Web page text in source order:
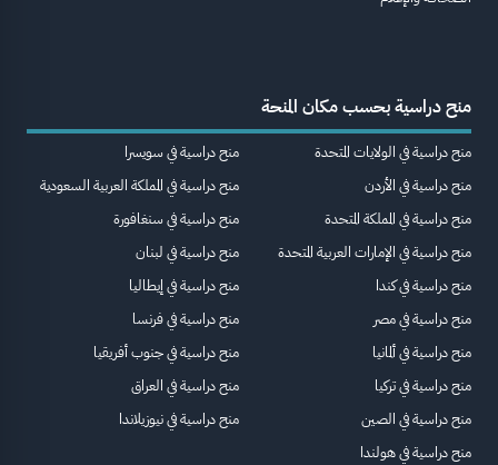
منح دراسية بحسب مكان المنحة
منح دراسية في الولايات المتحدة
منح دراسية في الأردن
منح دراسية في المملكة المتحدة
منح دراسية في الإمارات العربية المتحدة
منح دراسية في كندا
منح دراسية في مصر
منح دراسية في ألمانيا
منح دراسية في تركيا
منح دراسية في الصين
منح دراسية في هولندا
منح دراسية في سويسرا
منح دراسية في المملكة العربية السعودية
منح دراسية في سنغافورة
منح دراسية في لبنان
منح دراسية في إيطاليا
منح دراسية في فرنسا
منح دراسية في جنوب أفريقيا
منح دراسية في العراق
منح دراسية في نيوزيلاندا